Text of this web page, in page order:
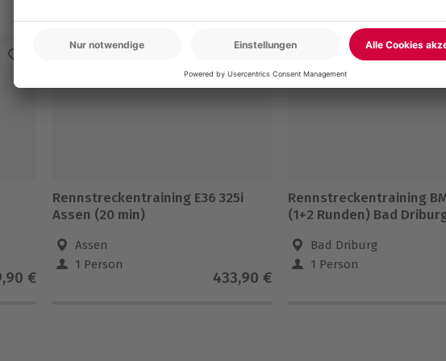
€
-15% CLUB DEAL
Rennstreckentraining E36 325i
Assen (20 min)
Assen
1 Person
433,90 €
-15% CLUB DEAL
Rennstreckentraining
(1+2 Runden) Bad
Bad Driburg
1 Person